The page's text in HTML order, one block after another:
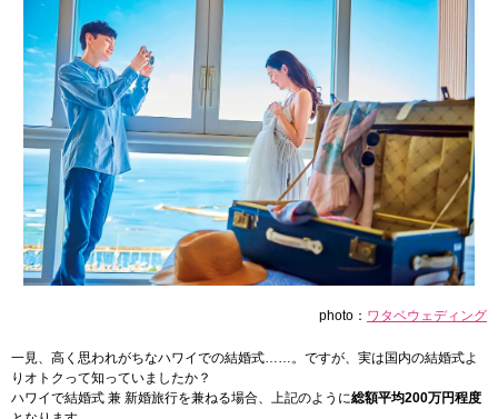
photo： ワタベウェディング
一見、高く思われがちなハワイでの結婚式……。ですが、実は国内の結婚式よ
りオトクって知っていましたか？
ハワイで結婚式 兼 新婚旅行を兼ねる場合、上記のように総額平均200万円程度